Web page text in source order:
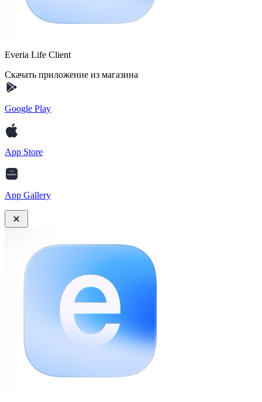
Everia Life Client
Скачать приложение из магазина
Google Play
App Store
App Gallery